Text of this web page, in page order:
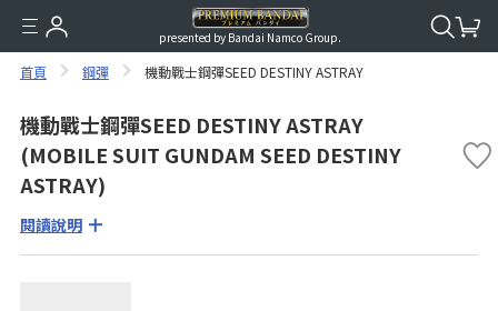
presented by Bandai Namco Group.
首頁 鋼彈 機動戰士鋼彈SEED DESTINY ASTRAY
機動戰士鋼彈SEED DESTINY ASTRAY
(MOBILE SUIT GUNDAM SEED DESTINY
ASTRAY)
閱讀說明